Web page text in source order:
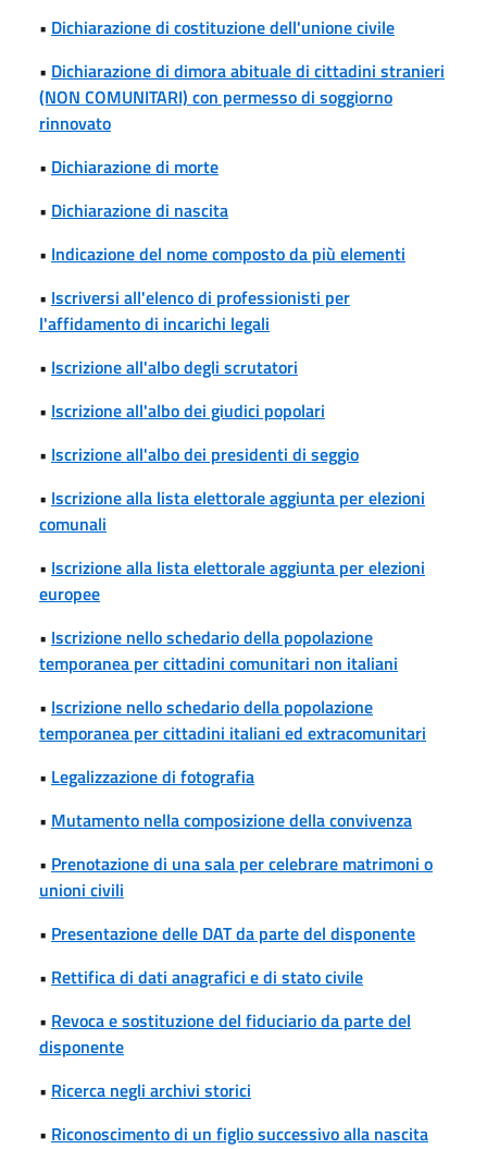
• Dichiarazione di costituzione dell'unione civile
• Dichiarazione di dimora abituale di cittadini stranieri
(NON COMUNITARI) con permesso di soggiorno
rinnovato
• Dichiarazione di morte
• Dichiarazione di nascita
• Indicazione del nome composto da più elementi
• Iscriversi all'elenco di professionisti per
l'affidamento di incarichi legali
• Iscrizione all'albo degli scrutatori
• Iscrizione all'albo dei giudici popolari
• Iscrizione all'albo dei presidenti di seggio
• Iscrizione alla lista elettorale aggiunta per elezioni
comunali
• Iscrizione alla lista elettorale aggiunta per elezioni
europee
• Iscrizione nello schedario della popolazione
temporanea per cittadini comunitari non italiani
• Iscrizione nello schedario della popolazione
temporanea per cittadini italiani ed extracomunitari
• Legalizzazione di fotografia
• Mutamento nella composizione della convivenza
• Prenotazione di una sala per celebrare matrimoni o
unioni civili
• Presentazione delle DAT da parte del disponente
• Rettifica di dati anagrafici e di stato civile
• Revoca e sostituzione del fiduciario da parte del
disponente
• Ricerca negli archivi storici
• Riconoscimento di un figlio successivo alla nascita